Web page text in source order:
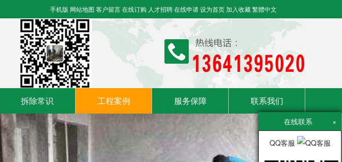
手机版 网站地图 客户留言在线订购 人才招聘在线申请设为首页加入收藏繁體中文
拆除常识 工程案例 服务保障 联系我们
在线联系 ×
QQ客服